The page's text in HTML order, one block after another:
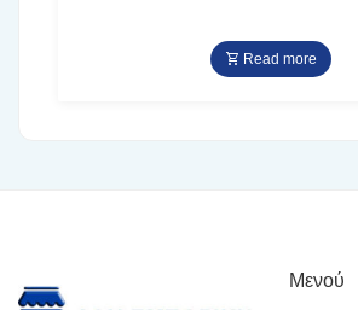
Read more
Μενού